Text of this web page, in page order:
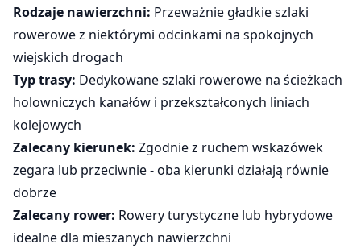
Rodzaje nawierzchni: Przeważnie gładkie szlaki
rowerowe z niektórymi odcinkami na spokojnych
wiejskich drogach
Typ trasy: Dedykowane szlaki rowerowe na ścieżkach
holowniczych kanałów i przekształconych liniach
kolejowych
Zalecany kierunek: Zgodnie z ruchem wskazówek
zegara lub przeciwnie - oba kierunki działają równie
dobrze
Zalecany rower: Rowery turystyczne lub hybrydowe
idealne dla mieszanych nawierzchni